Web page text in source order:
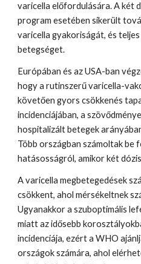
varicella előfordulására. A két
program esetében sikerült
varicella gyakoriságát, és
betegséget.
Európában és az USA-ban
hogy a rutinszerű varicella-
követően gyors csökkenés
incidenciájában, a
hospitalizált betegek
Több országban számoltak be
hatásosságról, amikor két
A varicella megbetegedések
csökkent, ahol mérsékeltnek
Ugyanakkor a szuboptimális
miatt az idősebb
incidenciája, ezért a WHO
országok számára, ahol